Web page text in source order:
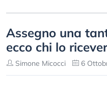
Assegno una
ecco chi lo
Simone Micocci 6